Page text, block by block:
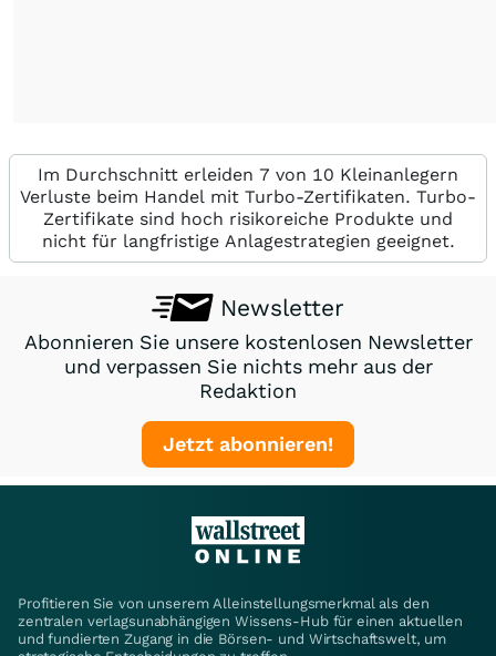
Im Durchschnitt erleiden 7 von 10 Kleinanlegern
Verluste beim Handel mit Turbo-Zertifikaten. Turbo-
Zertifikate sind hoch risikoreiche Produkte und
nicht für langfristige Anlagestrategien geeignet.
Newsletter
Abonnieren Sie unsere kostenlosen Newsletter
und verpassen Sie nichts mehr aus der
Redaktion
Jetzt abonnieren!
Profitieren Sie von unserem Alleinstellungsmerkmal als den
zentralen verlagsunabhängigen Wissens-Hub für einen aktuellen
und fundierten Zugang in die Börsen- und Wirtschaftswelt, um